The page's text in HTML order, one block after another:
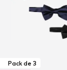
Pack de 3